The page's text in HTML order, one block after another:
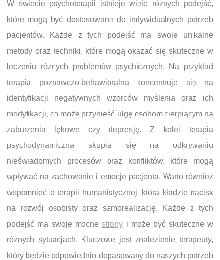
W świecie psychoterapii istnieje wiele różnych podejść,
które mogą być dostosowane do indywidualnych potrzeb
pacjentów. Każde z tych podejść ma swoje unikalne
metody oraz techniki, które mogą okazać się skuteczne w
leczeniu różnych problemów psychicznych. Na przykład
terapia poznawczo-behawioralna koncentruje się na
identyfikacji negatywnych wzorców myślenia oraz ich
modyfikacji, co może przynieść ulgę osobom cierpiącym na
zaburzenia lękowe czy depresję. Z kolei terapia
psychodynamiczna skupia się na odkrywaniu
nieświadomych procesów oraz konfliktów, które mogą
wpływać na zachowanie i emocje pacjenta. Warto również
wspomnieć o terapii humanistycznej, która kładzie nacisk
na rozwój osobisty oraz samorealizację. Każde z tych
podejść ma swoje mocnestrony i może być skuteczne w
różnych sytuacjach. Kluczowe jest znalezienie terapeuty,
który będzie odpowiednio dopasowany do naszych potrzeb